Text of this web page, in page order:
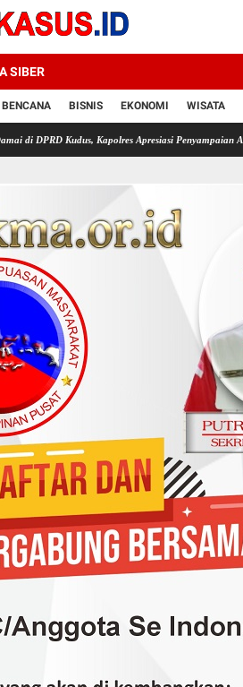
SIBER
BENCANA BISNIS EKONOMI WISATA
Kapolres Apresiasi Penyampaian Aspirasi yang Tertib